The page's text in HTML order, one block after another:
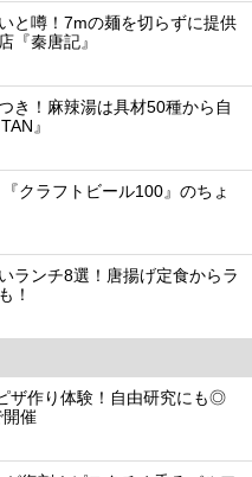
と噂！7mの麺を切らずに提供
『秦唐記』
き！麻辣湯は具材50種から自
』
クラフトビール100』のちょ
ランチ8選！唐揚げ定食からラ
！
ザ作り体験！自由研究にも◎
開催